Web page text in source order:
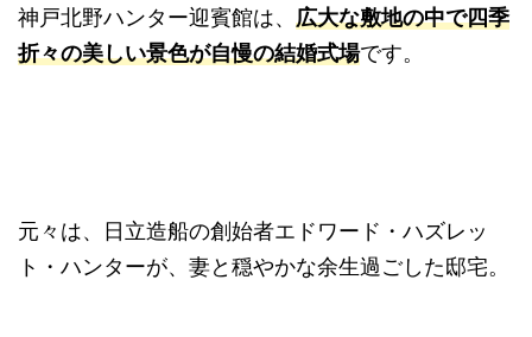
神戸北野ハンター迎賓館は、 広大な敷地の中で四季
折々の美しい景色が自慢の結婚式場です。
元々は、日立造船の創始者エドワード・ハズレッ
ト・ハンターが、妻と穏やかな余生過ごした邸宅。